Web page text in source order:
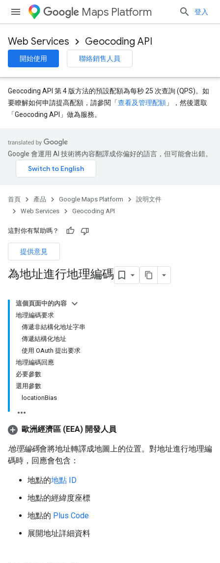
Maps Platform 登入
Web Services Geocoding API
開始使用 聯絡銷售人員
Geocoding API 第 4 版方法的預設配額為每秒 25 次查詢 (QPS)。如
要瞭解如何申請提高配額，請參閱「查看及管理配額 」，然後選取
「Geocoding API」 做為服務。
Google 會運用 AI 技術將內容翻譯成你偏好的語言，但可能會出錯。
首頁 產品 Google Maps Platform
說明文件
Web Services
Geocoding API
這對你有幫助嗎？
提供意見
為地址進行地理編碼
這個頁面中的內容
地理編碼要求
傳遞非結構化地址字串
傳遞結構化地址
使用 OAuth 提出要求
地理編碼回應
必要參數
選用參數
locationBias
歐洲經濟區 (EEA) 開發人員
地理編碼會將地址轉譯成地圖上的位置。對地址進行地理編
碼時，回應會包含：
地點的地點 ID
地點的經緯度座標
地點的 Plus Code
展開地址詳細資料